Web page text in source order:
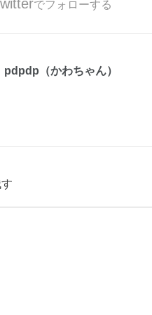
でフォローする
pdpdp（かわちゃん）